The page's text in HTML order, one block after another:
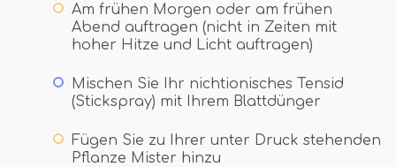
Am frühen Morgen oder am frühen
Abend auftragen (nicht in Zeiten mit
hoher Hitze und Licht auftragen)
Mischen Sie Ihr nichtionisches Tensid
(Stickspray) mit Ihrem Blattdünger
Fügen Sie zu Ihrer unter Druck stehenden
Pflanze Mister hinzu